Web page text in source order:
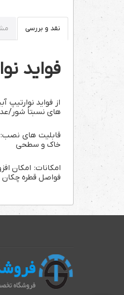
نقد و بررسی
فواید
از فواید
های نسبتاً شور/
قابلیت های
خاک و سطحی
امکانات: امکان
فواصل قطره چکان